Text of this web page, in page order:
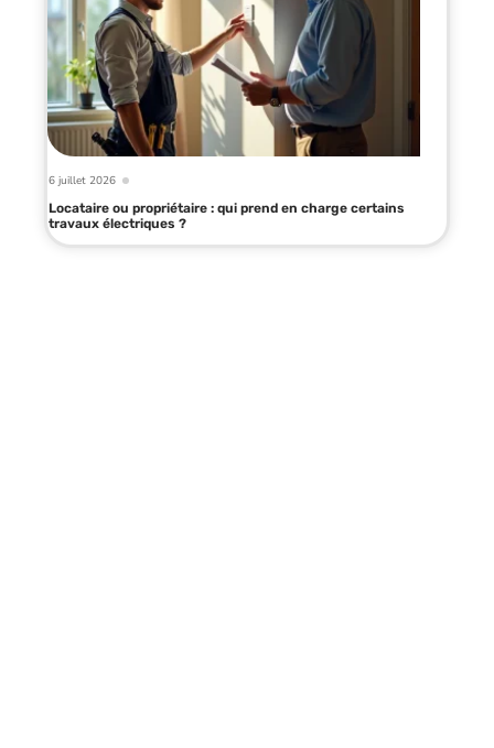
6 juillet 2026
Locataire ou propriétaire : qui prend en charge certains
travaux électriques ?